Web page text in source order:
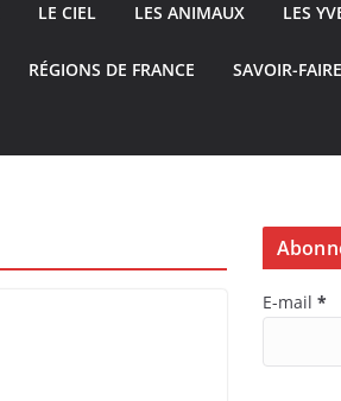
LE CIEL LES ANIMAUX LES
RÉGIONS DE FRANCE SAVOIR-FAIRE
E-mail *